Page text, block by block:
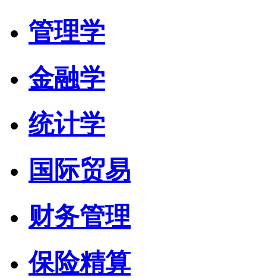
管理学
金融学
统计学
国际贸易
财务管理
保险精算